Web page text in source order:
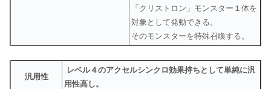
「クリストロン」モンスター１体を
対象として発動できる。
そのモンスターを特殊召喚する。
汎用性
レベル４のアクセルシンクロ効果持ちとして単純に汎
用性高し。